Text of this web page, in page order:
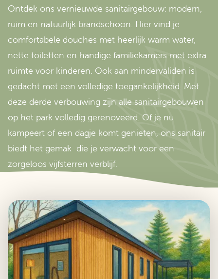
Ontdek ons vernieuwde sanitairgebouw: modern,
ruim en natuurlijk brandschoon. Hier vind je
comfortabele douches met heerlijk warm water,
nette toiletten en handige familiekamers met extra
ruimte voor kinderen. Ook aan mindervaliden is
gedacht met een volledige toegankelijkheid. Met
deze derde verbouwing zijn alle sanitairgebouwen
op het park volledig gerenoveerd. Of je nu
kampeert of een dagje komt genieten, ons sanitair
biedt het gemak die je verwacht voor een
zorgeloos vijfsterren verblijf.